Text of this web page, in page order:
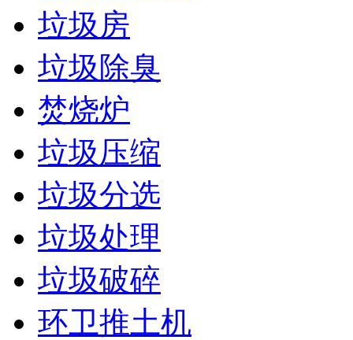
垃圾房
垃圾除臭
焚烧炉
垃圾压缩
垃圾分选
垃圾处理
垃圾破碎
环卫推土机